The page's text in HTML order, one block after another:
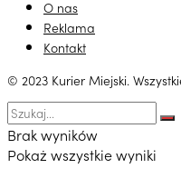
O nas
Reklama
Kontakt
© 2023 Kurier Miejski.
Brak wyników
Pokaż wszystkie wyniki